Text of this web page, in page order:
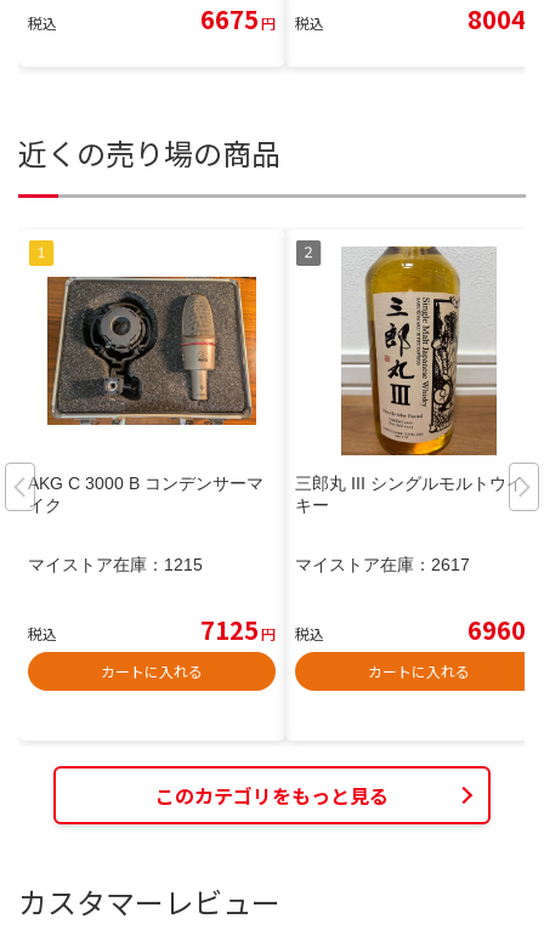
税込 6675円 税込 8004
近くの売り場の商品
AKG C 3000 B コンデンサーマ
イク
マイストア在庫： 1215
税込 7125円
カートに入れる
三郎丸 III シングルモルトウイス
キー
マイストア在庫： 2617
税込 6960
カートに入れる
このカテゴリをもっと見る
カスタマーレビュー